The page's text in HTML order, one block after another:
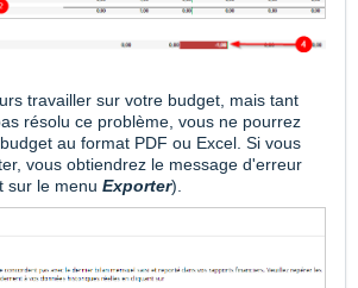
travailler sur votre budget, mais tant
résolu ce problème, vous ne pourrez
au format PDF ou Excel. Si vous
vous obtiendrez le message d'erreur
sur le menu Exporter).